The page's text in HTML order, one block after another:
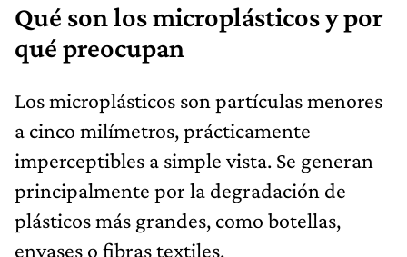
Qué son los microplásticos y por
qué preocupan
Los microplásticos son partículas menores
a cinco milímetros, prácticamente
imperceptibles a simple vista. Se generan
principalmente por la degradación de
plásticos más grandes, como botellas,
envases o fibras textiles.